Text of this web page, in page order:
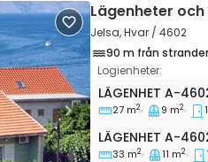
Next
Lägenheter
Jelsa, Hvar / 4602
90 m från
Logienheter:
LÄGENHET A-
27 m2 9 m2 1
Lägenhet A-
LÄGENHET A-
33 m2 11 m2 1